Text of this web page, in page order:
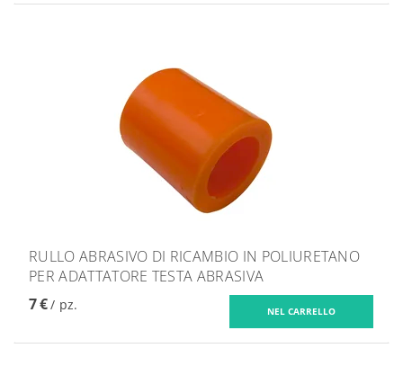
RULLO ABRASIVO DI RICAMBIO IN POLIURETANO
PER ADATTATORE TESTA ABRASIVA
7 €/ pz.